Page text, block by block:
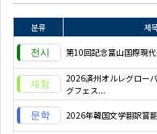
분류 제
第10回記念富山国際現
2026済州オルレグロー
グフェス...
2026年韓国文学翻訳賞